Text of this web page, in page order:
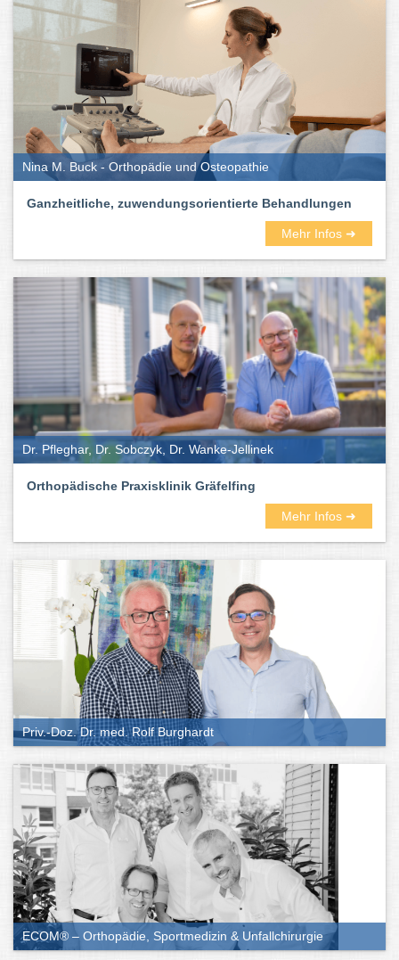
Nina M. Buck - Orthopädie und Osteopathie
Ganzheitliche, zuwendungsorientierte Behandlungen
Mehr Infos ➜
Dr. Pfleghar, Dr. Sobczyk, Dr. Wanke-Jellinek
Orthopädische Praxisklinik Gräfelfing
Mehr Infos ➜
Priv.-Doz. Dr. med. Rolf Burghardt
ECOM® – Orthopädie, Sportmedizin & Unfallchirurgie